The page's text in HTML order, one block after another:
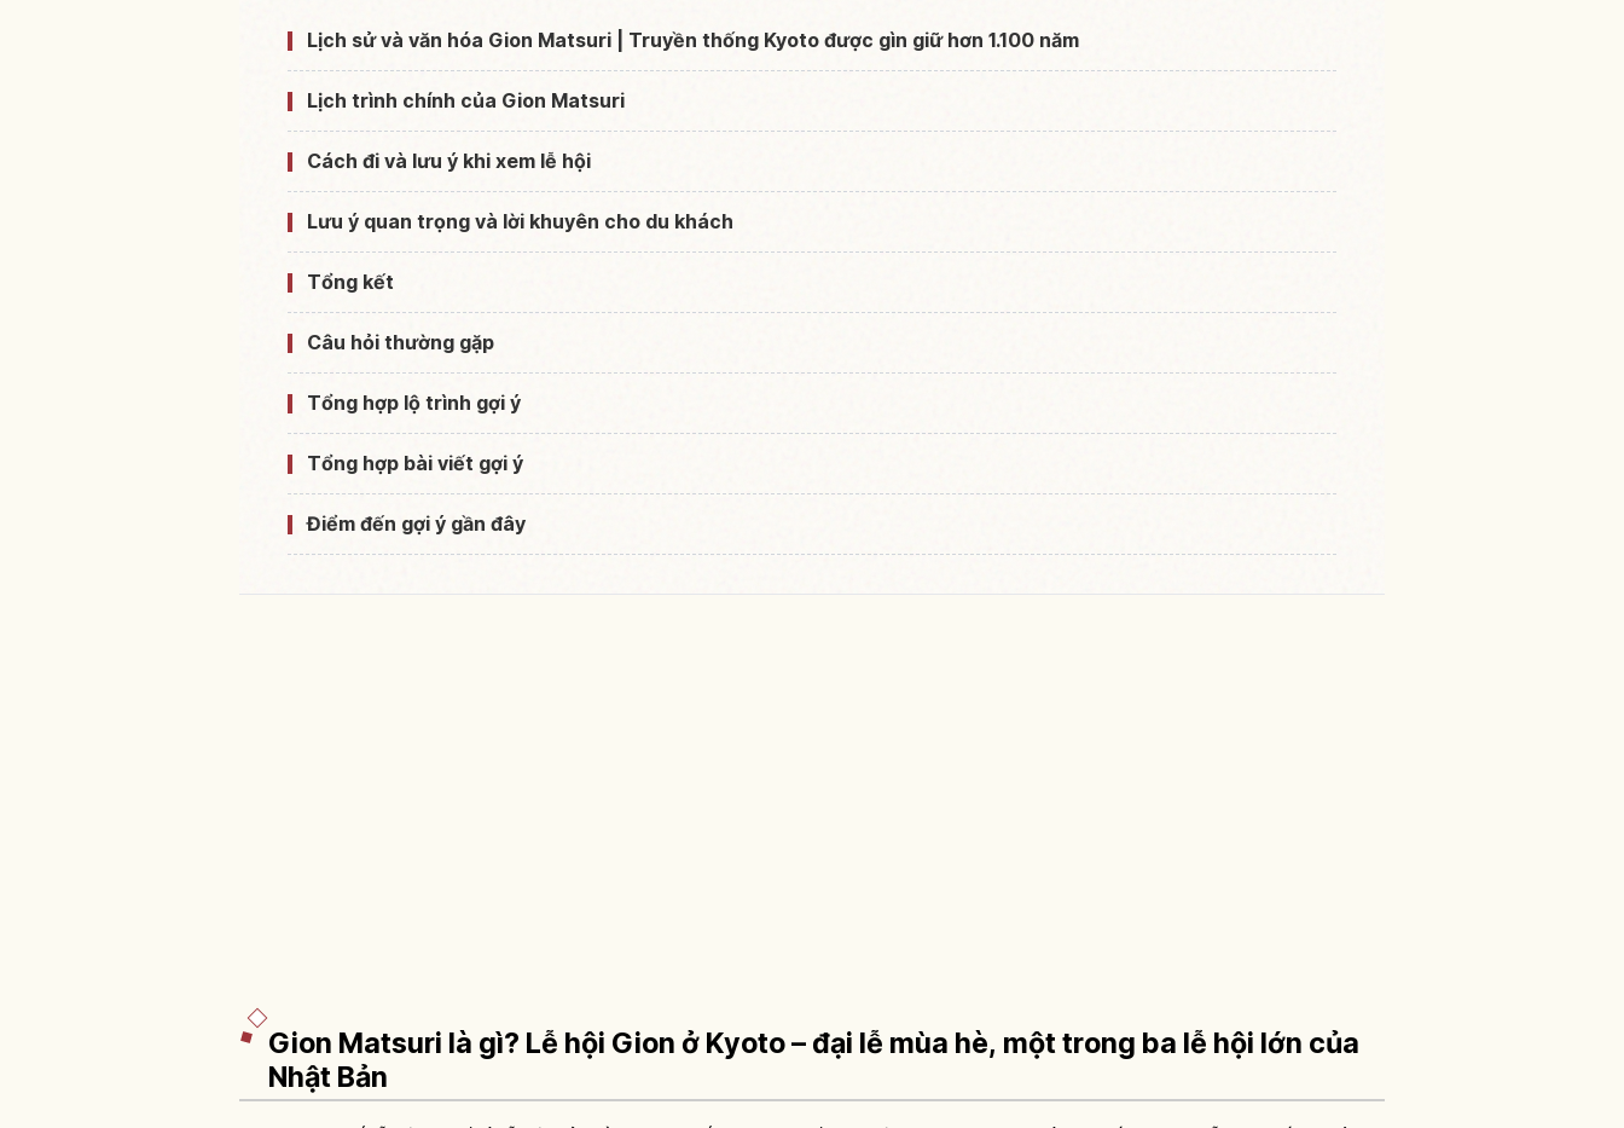
Lịch sử và văn hóa Gion Matsuri | Truyền thống Kyoto được gìn giữ hơn 1.100 năm
Lịch trình chính của Gion Matsuri
Cách đi và lưu ý khi xem lễ hội
Lưu ý quan trọng và lời khuyên cho du khách
Tổng kết
Câu hỏi thường gặp
Tổng hợp lộ trình gợi ý
Tổng hợp bài viết gợi ý
Điểm đến gợi ý gần đây
Gion Matsuri là gì? Lễ hội Gion ở Kyoto – đại lễ mùa hè, một trong ba lễ hội lớn của
Nhật Bản